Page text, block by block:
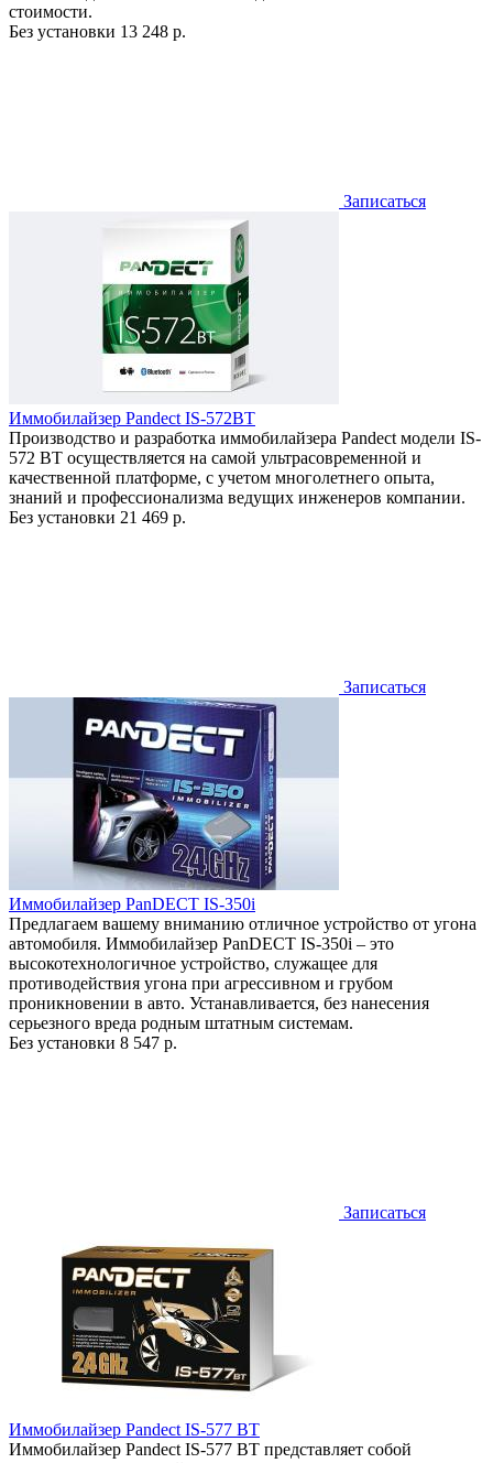
стоимости.
Без установки 13 248 р.
Записаться
Иммобилайзер Pandect IS-572BT
Производство и разработка иммобилайзера Pandect модели IS-
572 BT осуществляется на самой ультрасовременной и
качественной платформе, с учетом многолетнего опыта,
знаний и профессионализма ведущих инженеров компании.
Без установки 21 469 р.
Записаться
Иммобилайзер PanDECT IS-350i
Предлагаем вашему вниманию отличное устройство от угона
автомобиля. Иммобилайзер PanDECT IS-350i – это
высокотехнологичное устройство, служащее для
противодействия угона при агрессивном и грубом
проникновении в авто. Устанавливается, без нанесения
серьезного вреда родным штатным системам.
Без установки 8 547 р.
Записаться
Иммобилайзер Pandect IS-577 BT
Иммобилайзер Pandect IS-577 BT представляет собой